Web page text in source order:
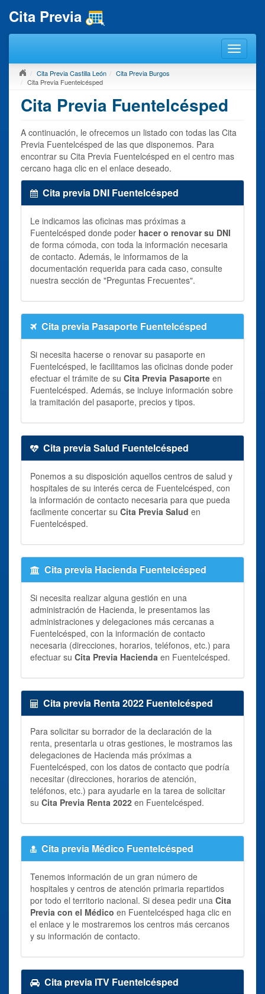
Cita Previa
Cita Previa Castilla León
Cita Previa Burgos
Cita Previa Fuentelcésped
Cita Previa Fuentelcésped
A continuación, le ofrecemos un listado con todas las Cita
Previa Fuentelcésped de las que disponemos. Para
encontrar su Cita Previa Fuentelcésped en el centro mas
cercano haga clic en el enlace deseado.
Cita previa DNI Fuentelcésped
Le indicamos las oficinas mas próximas a
Fuentelcésped donde poder hacer o renovar su DNI
de forma cómoda, con toda la información necesaria
de contacto. Además, le informamos de la
documentación requerida para cada caso, consulte
nuestra sección de "Preguntas Frecuentes".
Cita previa Pasaporte Fuentelcésped
Si necesita hacerse o renovar su pasaporte en
Fuentelcésped, le facilitamos las oficinas donde poder
efectuar el trámite de su Cita Previa Pasaporte en
Fuentelcésped. Además, se incluye información sobre
la tramitación del pasaporte, precios y tipos.
Cita previa Salud Fuentelcésped
Ponemos a su disposición aquellos centros de salud y
hospitales de su interés cerca de Fuentelcésped, con
la información de contacto necesaria para que pueda
facilmente concertar su Cita Previa Salud en
Fuentelcésped.
Cita previa Hacienda Fuentelcésped
Si necesita realizar alguna gestión en una
administración de Hacienda, le presentamos las
administraciones y delegaciones más cercanas a
Fuentelcésped, con la información de contacto
necesaria (direcciones, horarios, teléfonos, etc.) para
efectuar su Cita Previa Hacienda en Fuentelcésped.
Cita previa Renta 2022 Fuentelcésped
Para solicitar su borrador de la declaración de la
renta, presentarla u otras gestiones, le mostramos las
delegaciones de Hacienda más próximas a
Fuentelcésped, con los datos de contacto que podría
necesitar (direcciones, horarios de atención,
teléfonos, etc.) para ayudarle en la tarea de solicitar
su Cita Previa Renta 2022 en Fuentelcésped.
Cita previa Médico Fuentelcésped
Tenemos información de un gran número de
hospitales y centros de atención primaria repartidos
por todo el territorio nacional. Si desea pedir una Cita
Previa con el Médico en Fuentelcésped haga clic en
el enlace y le mostraremos los centros más cercanos
y su información de contacto.
Cita previa ITV Fuentelcésped